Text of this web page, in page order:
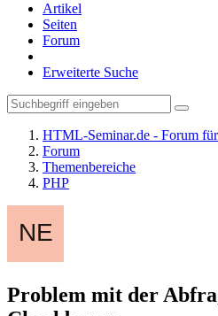
Artikel
Seiten
Forum
Erweiterte Suche
HTML-Seminar.de - Forum
Forum
Themenbereiche
PHP
Problem mit der